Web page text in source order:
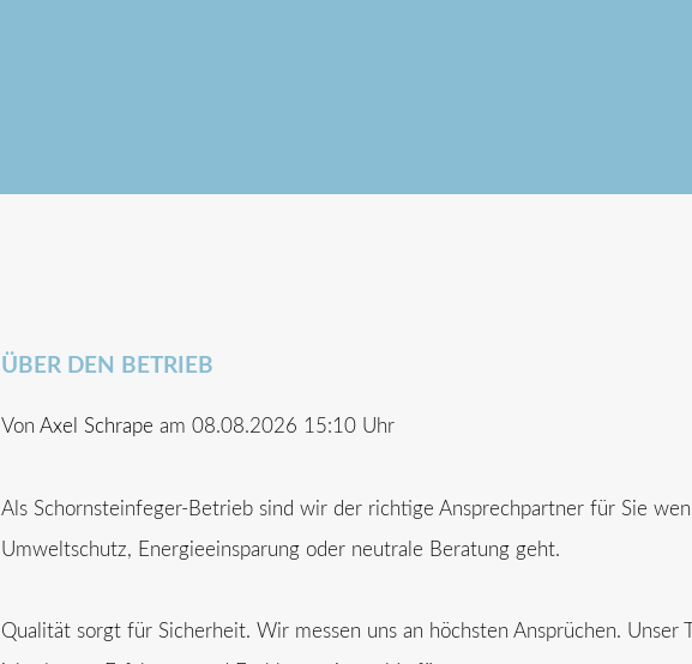
ÜBER DEN BETRIEB
Von Axel Schrape am 08.08.2026 15:10 Uhr
Als Schornsteinfeger-Betrieb sind wir der richtige Ansprechpartner für Sie
Umweltschutz, Energieeinsparung oder neutrale Beratung geht.
Qualität sorgt für Sicherheit. Wir messen uns an höchsten Ansprüchen. Unser